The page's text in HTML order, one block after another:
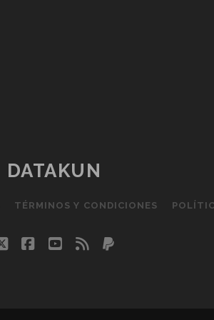
DATAKUN
TÉRMINOS Y CONDICIONES
twitterfacebook
youtube
rss paypal